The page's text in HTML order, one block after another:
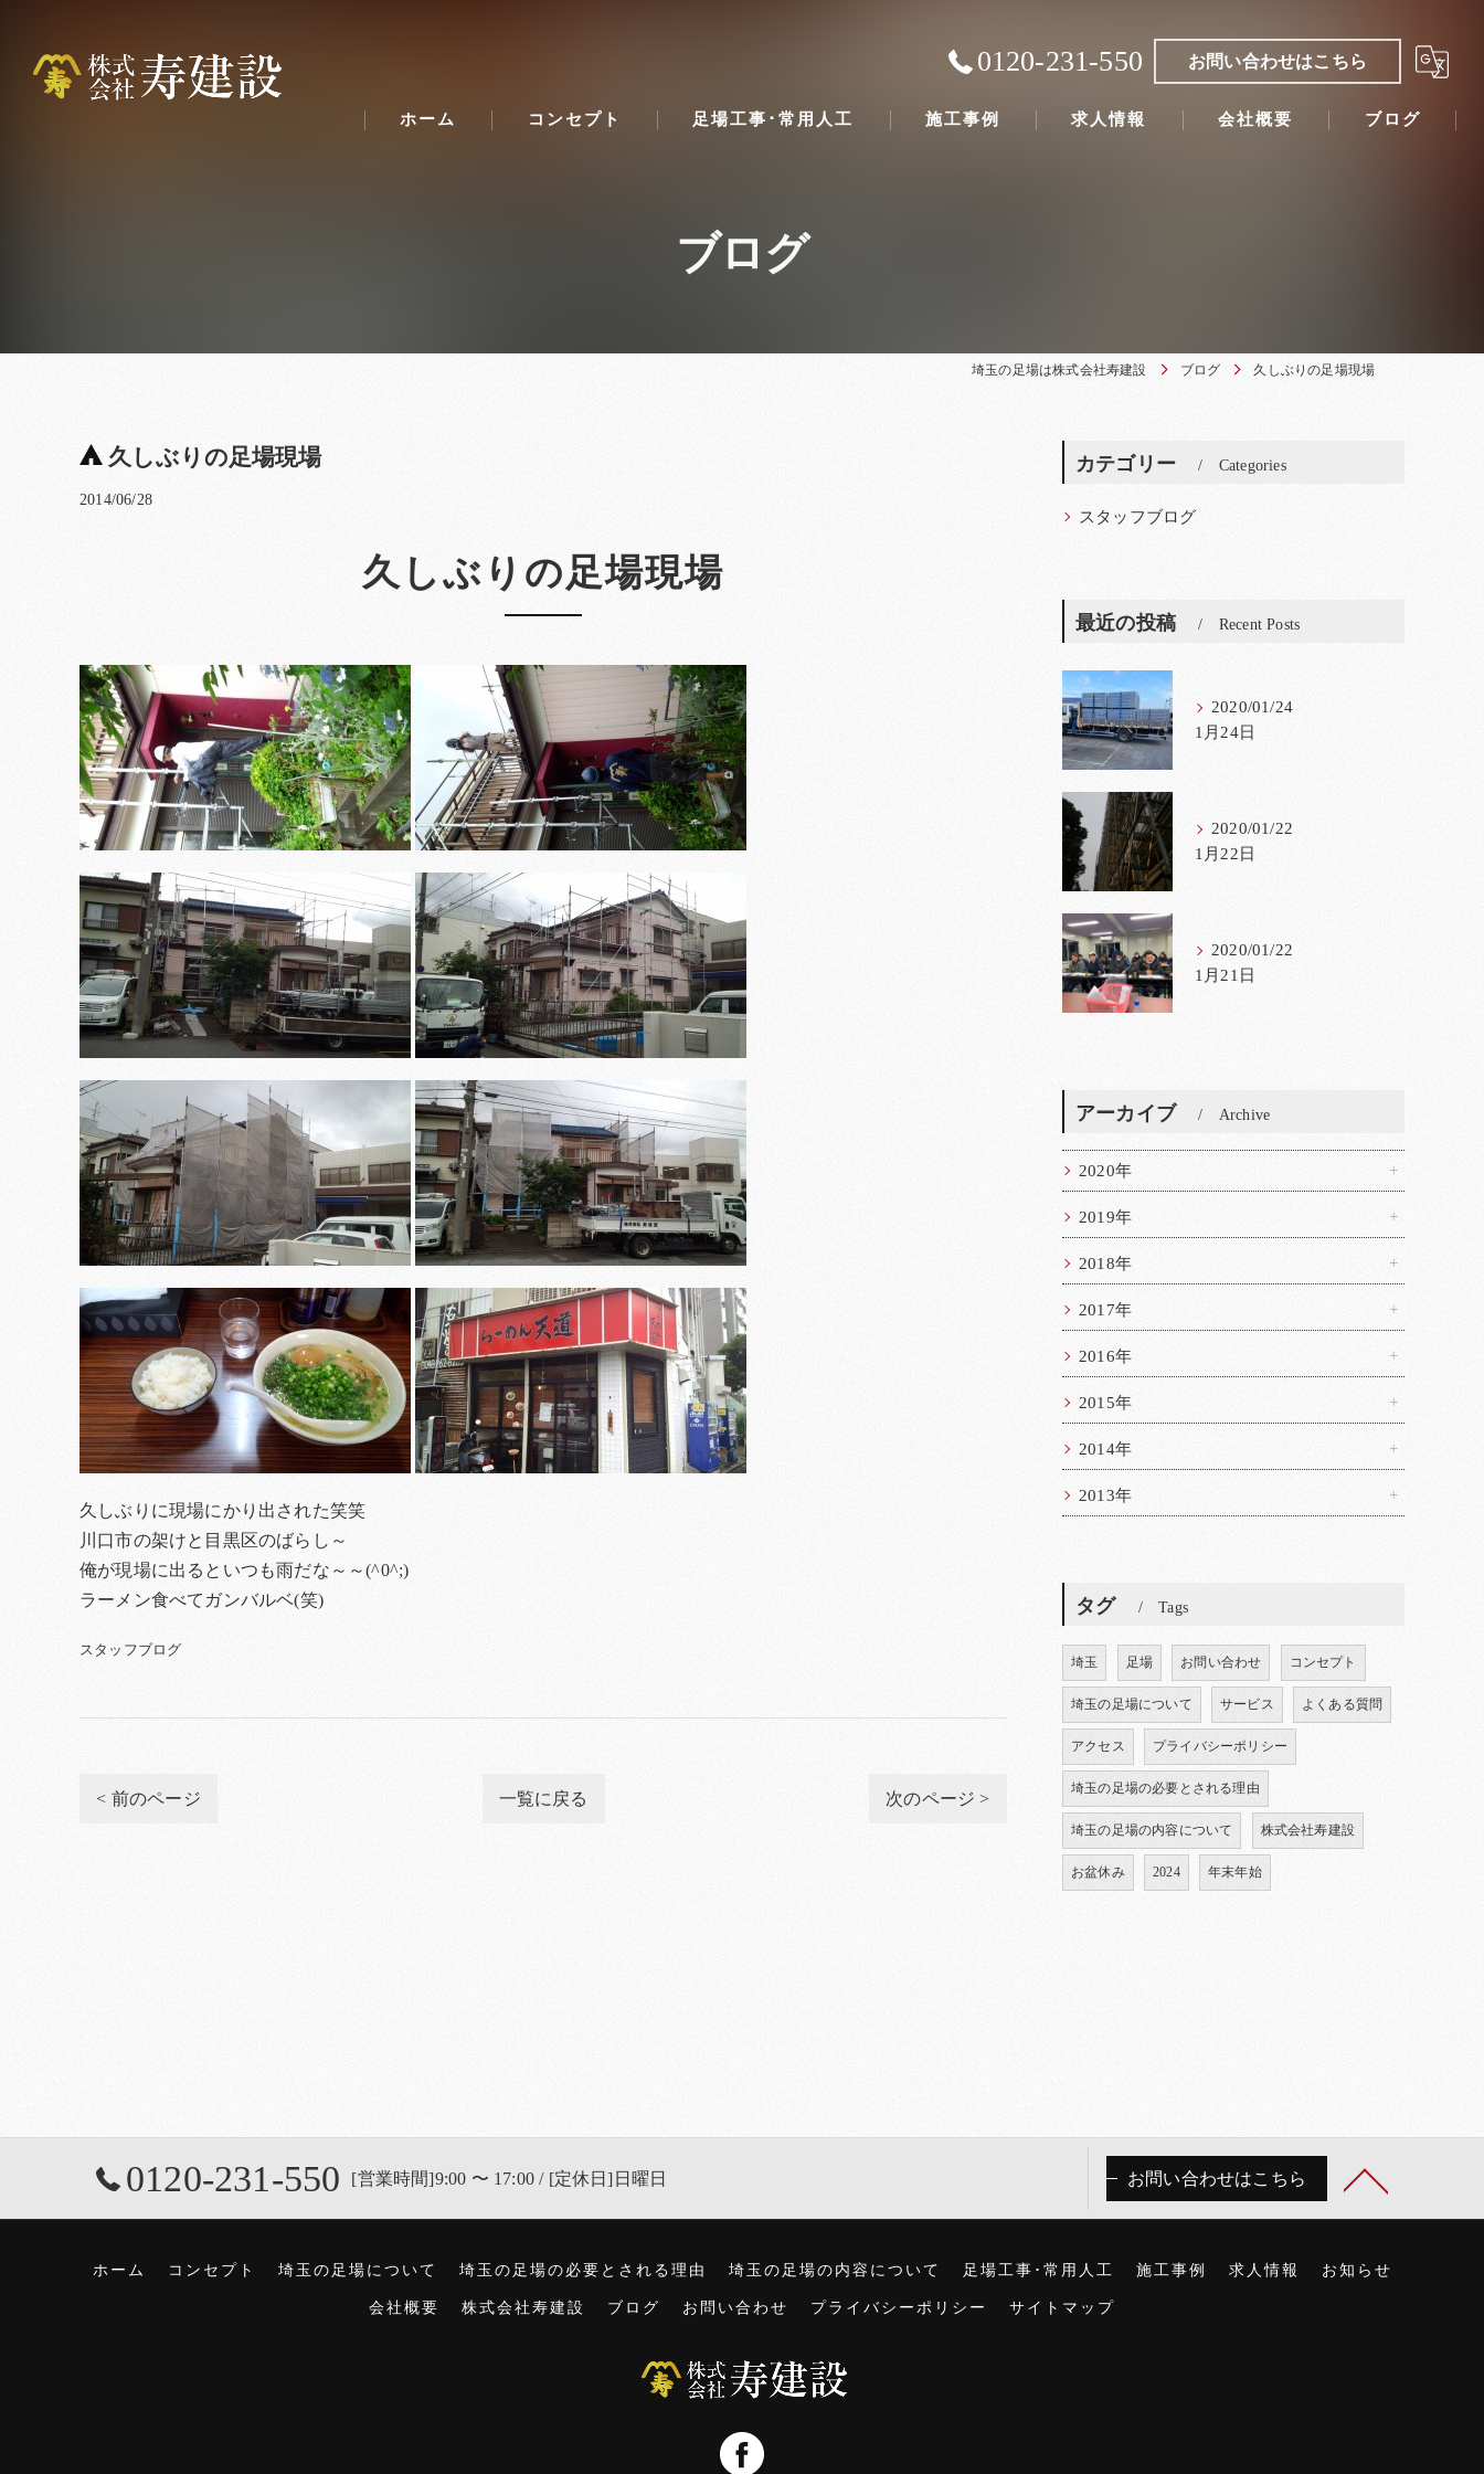
0120-231-550 お問い合わせはこちら
ホーム コンセプト 足場工事･常用人工 施工事例 求人情報 会社概要 ブログ
ブログ
埼玉の足場は株式会社寿建設 ブログ 久しぶりの足場現場
久しぶりの足場現場
2014/06/28
久しぶりの足場現場
久しぶりに現場にかり出された笑笑
川口市の架けと目黒区のばらし～
俺が現場に出るといつも雨だな～～(^0^;)
ラーメン食べてガンバルベ(笑)
スタッフブログ
< 前のページ 一覧に戻る 次のページ >
カテゴリー Categories
スタッフブログ
最近の投稿 Recent Posts
2020/01/24
1月24日
2020/01/22
1月22日
2020/01/22
1月21日
アーカイブ Archive
2020年
2019年
2018年
2017年
2016年
2015年
2014年
2013年
タグ Tags
埼玉 足場 お問い合わせ コンセプト
埼玉の足場について サービス よくある質問
アクセス プライバシーポリシー
埼玉の足場の必要とされる理由
埼玉の足場の内容について 株式会社寿建設
お盆休み 2024 年末年始
0120-231-550 [営業時間]9:00 〜 17:00 / [定休日]日曜日 お問い合わせはこちら
ホーム コンセプト 埼玉の足場について 埼玉の足場の必要とされる理由 埼玉の足場の内容について 足場工事･常用人工 施工事例 求人情報 お知らせ
会社概要 株式会社寿建設 ブログ お問い合わせ プライバシーポリシー サイトマップ